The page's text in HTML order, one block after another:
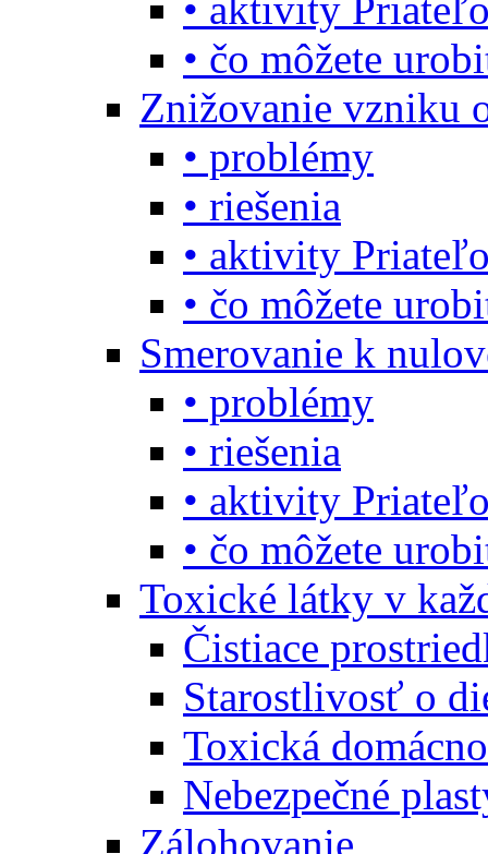
• čo môžete
Znižovanie vzniku
• problémy
• riešenia
• aktivity
• čo môžete
Smerovanie k
• problémy
• riešenia
• aktivity
• čo môžete
Toxické látky v
Čistiace
Starostlivosť o
Toxická
Nebezpečné
Zálohovanie